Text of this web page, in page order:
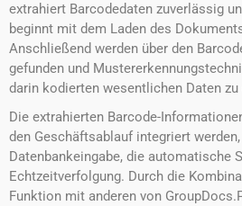
extrahiert Barcodedaten zuverlässig
beginnt mit dem Laden des
Anschließend werden über den
gefunden und
darin kodierten wesentlichen Daten zu
Die extrahierten Barcode-
den Geschäftsablauf integriert
Datenbankeingabe, die automatische
Echtzeitverfolgung. Durch die
Funktion mit anderen von